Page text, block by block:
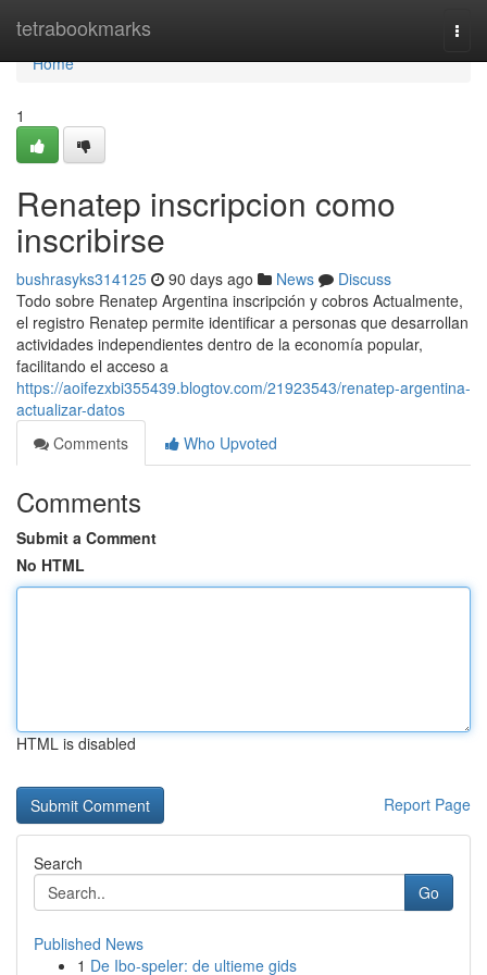
tetrabookmarks
Home
Home
1
Renatep inscripcion como
inscribirse
bushrasyks314125 90 days ago News
Discuss
Todo sobre Renatep Argentina inscripción y cobros Actualmente,
el registro Renatep permite identificar a personas que desarrollan
actividades independientes dentro de la economía popular,
facilitando el acceso a
https://aoifezxbi355439.blogtov.com/21923543/renatep-argentina-
actualizar-datos
Comments
Who Upvoted
Comments
Submit a Comment
No HTML
HTML is disabled
Report Page
Search
Go
Published News
1 De Ibo-speler: de ultieme gids